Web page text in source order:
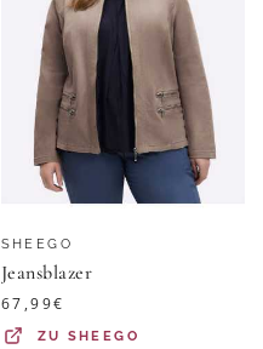
SHEEGO
Jeansblazer
67,99€
ZU SHEEGO